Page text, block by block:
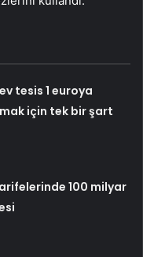
tesis 1 euroya
için tek bir şart
100 milyar